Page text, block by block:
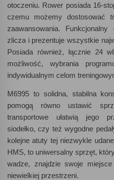
otoczeniu. Rower posiada 16-
czemu możemy dostosować
zaawansowania.
zlicza i prezentuje wszystkie
Posiada również, łącznie 24
możliwość, wybrania
indywidualnym celom
M6995 to solidna, stabilna
pomogą równo ustawić
transportowe ułatwią jego
siodełko, czy też wygodne
kolejne atuty tej niezwykle
HMS, to uniwersalny sprzęt,
wadze, znajdzie swoje
niewielkiej przestrzeni.